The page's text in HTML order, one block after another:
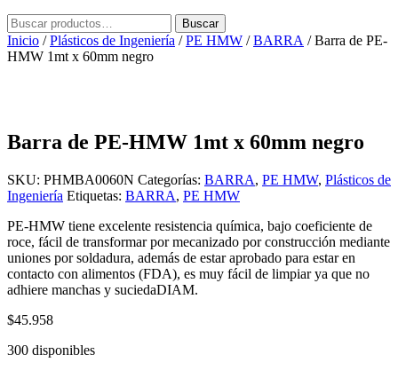
Buscar
por:
Buscar
Inicio /Plásticos de Ingeniería /PE HMW /BARRA / Barra de PE-
HMW 1mt x 60mm negro
Barra de PE-HMW 1mt x 60mm negro
SKU: PHMBA0060N Categorías: BARRA, PE HMW, Plásticos de
Ingeniería Etiquetas: BARRA, PE HMW
PE-HMW tiene excelente resistencia química, bajo coeficiente de
roce, fácil de transformar por mecanizado por construcción mediante
uniones por soldadura, además de estar aprobado para estar en
contacto con alimentos (FDA), es muy fácil de limpiar ya que no
adhiere manchas y suciedaDIAM.
$45.958
300 disponibles